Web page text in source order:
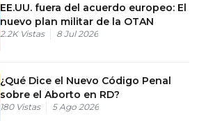
EE.UU. fuera del acuerdo europeo: El
nuevo plan militar de la OTAN
2.2K Vistas 8 Jul 2026
¿Qué Dice el Nuevo Código Penal
sobre el Aborto en RD?
180 Vistas 5 Ago 2026